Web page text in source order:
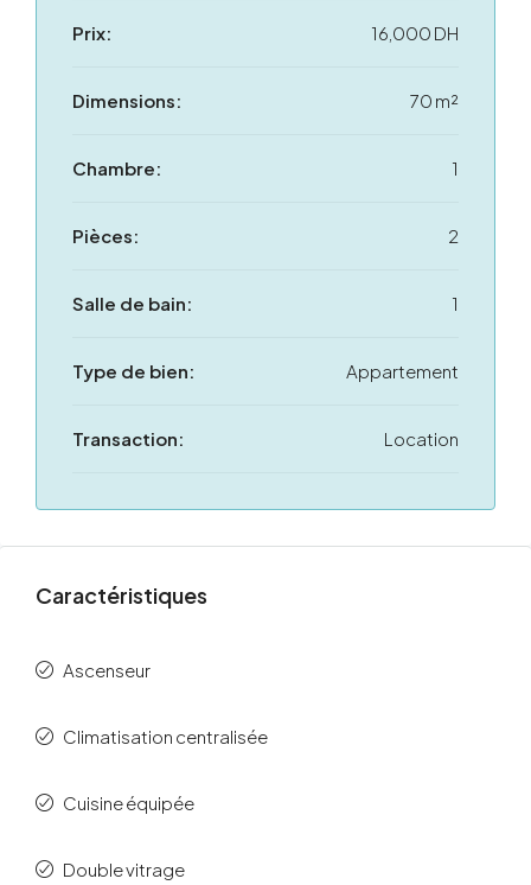
Prix: 16,000 DH
Dimensions: 70 m²
Chambre: 1
Pièces: 2
Salle de bain: 1
Type de bien: Appartement
Transaction: Location
Caractéristiques
Ascenseur
Climatisation centralisée
Cuisine équipée
Double vitrage